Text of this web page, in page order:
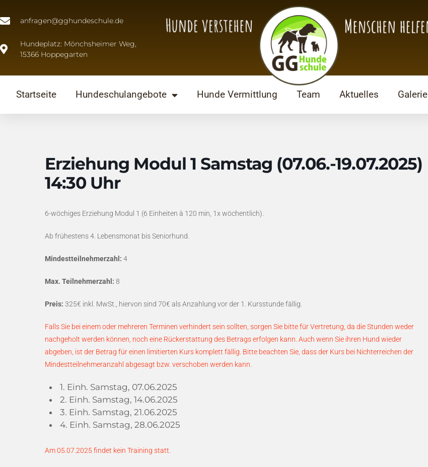
anfragen@gghundeschule.de
Hundeplatz: Mönchsheimer Weg,
15366 Hoppegarten
Startseite Hundeschulangebote Hunde Vermittlung Team Aktuelles Galerie
Erziehung Modul 1 Samstag (07.06.-19.07.2025)
14:30 Uhr
6-wöchiges Erziehung Modul 1 (6 Einheiten à 120 min, 1x wöchentlich).
Ab frühestens 4. Lebensmonat bis Seniorhund.
Mindestteilnehmerzahl: 4
Max. Teilnehmerzahl: 8
Preis: 325€ inkl. MwSt., hiervon sind 70€ als Anzahlung vor der 1. Kursstunde fällig.
Falls Sie bei einem oder mehreren Terminen verhindert sein sollten, sorgen Sie bitte für Vertretung, da die Stunden weder
nachgeholt werden können, noch eine Rückerstattung des Betrags erfolgen kann. Auch wenn Sie ihren Hund wieder
abgeben, ist der Betrag für einen limitierten Kurs komplett fällig. Bitte beachten Sie, dass der Kurs bei Nichterreichen der
Mindestteilnehmeranzahl abgesagt bzw. verschoben werden kann.
1. Einh. Samstag, 07.06.2025
2. Einh. Samstag, 14.06.2025
3. Einh. Samstag, 21.06.2025
4. Einh. Samstag, 28.06.2025
Am 05.07.2025 findet kein Training statt.